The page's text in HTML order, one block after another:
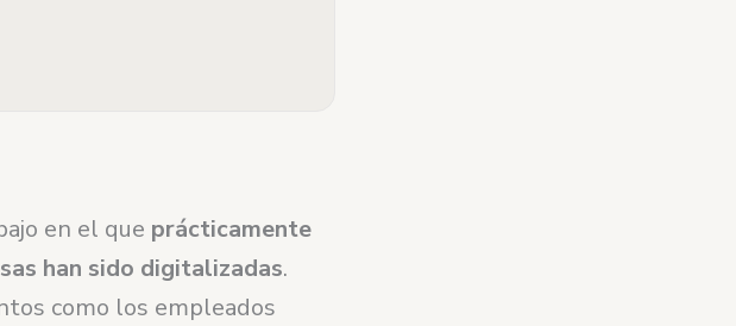
en el que prácticamente
han sido digitalizadas.
como los empleados